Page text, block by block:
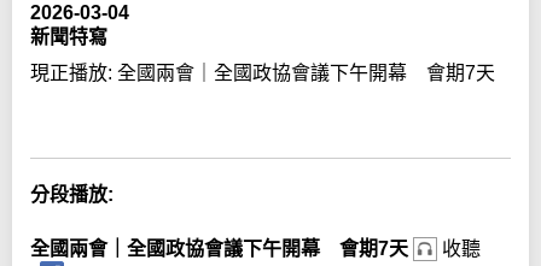
2026-03-04
新聞特寫
現正播放: 全國兩會｜全國政協會議下午開幕 會期7天
分段播放:
全國兩會｜全國政協會議下午開幕 會期7天 收聽